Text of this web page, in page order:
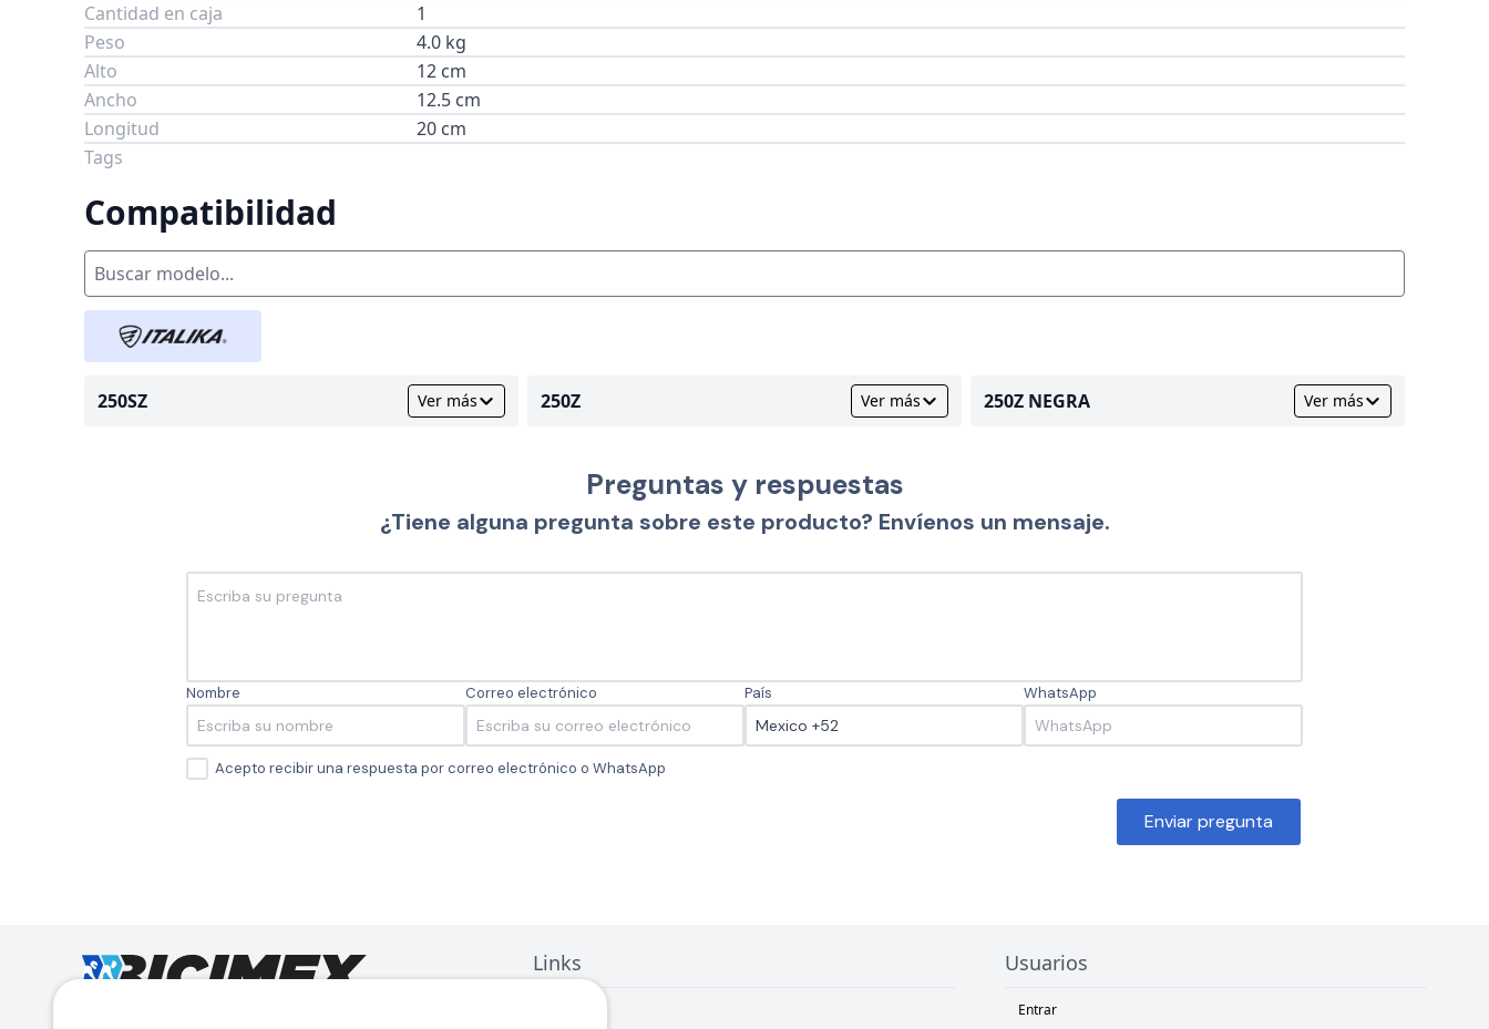
Cantidad en caja
1
Peso
4.0 kg
Alto
12 cm
Ancho
12.5 cm
Longitud
20 cm
Tags
Compatibilidad
250SZ Ver más 250Z Ver más 250Z NEGRA Ver más
Preguntas y respuestas
¿Tiene alguna pregunta sobre este producto? Envíenos un mensaje.
Nombre Correo electrónico País WhatsApp
Acepto recibir una respuesta por correo electrónico o WhatsApp
Enviar pregunta
Links Usuarios
Entrar